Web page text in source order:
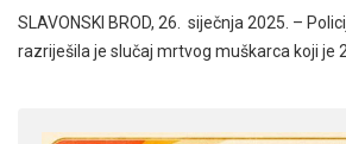
SLAVONSKI BROD, 26. siječnja 2025. –
razriješila je slučaj mrtvog muškarca koji je